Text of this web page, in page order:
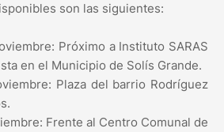
son las siguientes:
Próximo a Instituto SARAS
en el Municipio de Solís Grande.
Plaza del barrio Rodríguez
Frente al Centro Comunal de